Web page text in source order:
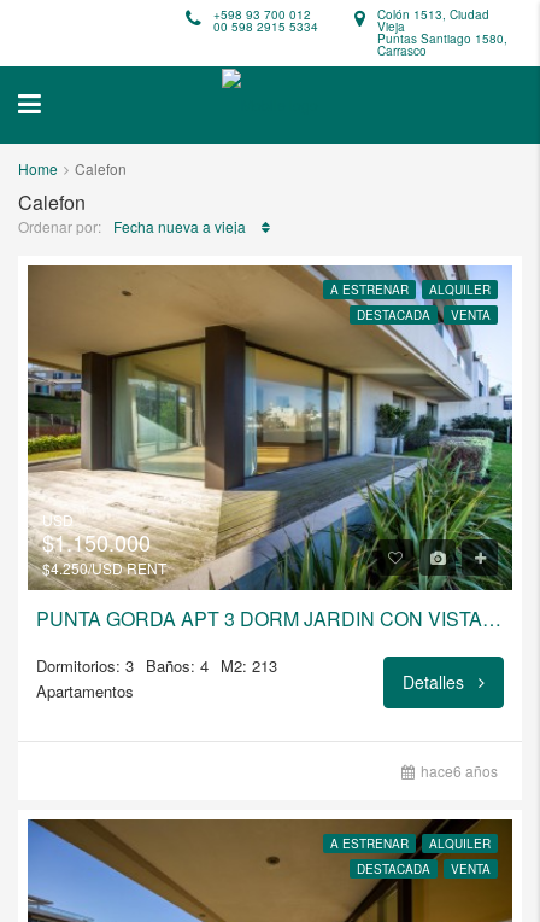
Colón 1513, Ciudad
Vieja
Puntas Santiago 1580,
Carrasco
+598 93 700 012
00 598 2915 5334
Home Calefon
Calefon
Ordenar por: Fecha nueva a vieja
A ESTRENAR
ALQUILER
DESTACADA
VENTA
USD
$1.150.000
$4.250/USD RENT
PUNTA GORDA APT 3 DORM JARDIN CON VISTA AL MAR
Dormitorios: 3 Baños: 4 M2: 213
Apartamentos
Detalles
hace6 años
A ESTRENAR
ALQUILER
DESTACADA
VENTA